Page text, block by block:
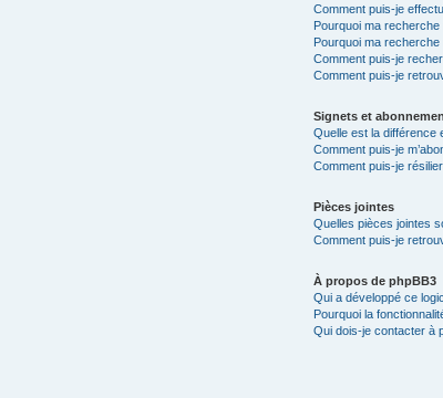
Comment puis-je
Pourquoi ma
Pourquoi ma
Comment puis-je
Comment puis-je
Signets et
Quelle est la différence
Comment puis-je
Comment puis-je
Pièces jointes
Quelles pièces jointes
Comment puis-je
À propos de phpBB3
Qui a développé ce
Pourquoi la
Qui dois-je contacter à